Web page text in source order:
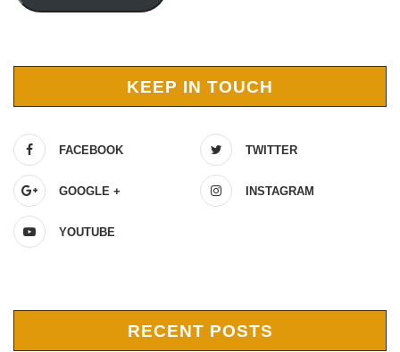
KEEP IN TOUCH
FACEBOOK TWITTER
GOOGLE + INSTAGRAM
YOUTUBE
RECENT POSTS